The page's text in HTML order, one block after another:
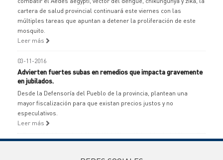
cartera de salud provincial continuará este viernes con las
múltiples tareas que apuntan a detener la proliferación de este
mosquito.
Leer más
03-11-2016
Advierten fuertes subas en remedios que impacta gravemente
en jubilados.
Desde la Defensoría del Pueblo de la provincia, plantean una
mayor fiscalización para que existan precios justos y no
especulativos.
Leer más